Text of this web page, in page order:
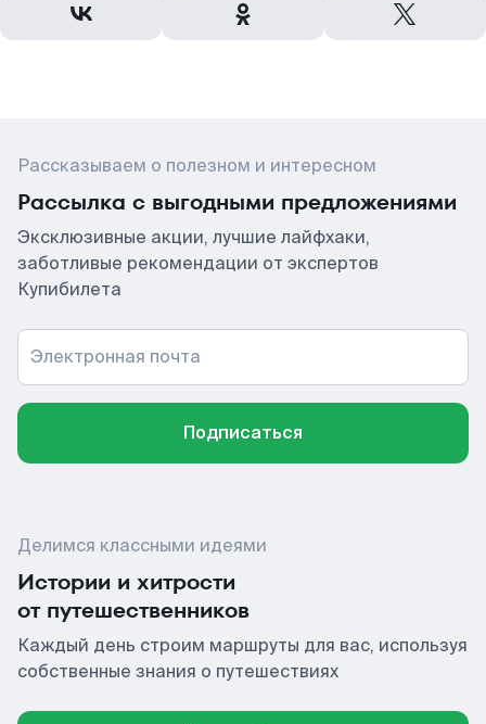
Рассказываем о полезном и интересном
Рассылка с выгодными предложениями
Эксклюзивные акции, лучшие лайфхаки,
заботливые рекомендации от экспертов
Купибилета
Электронная почта
Подписаться
Делимся классными идеями
Истории и хитрости
от путешественников
Каждый день строим маршруты для вас, используя
собственные знания о путешествиях